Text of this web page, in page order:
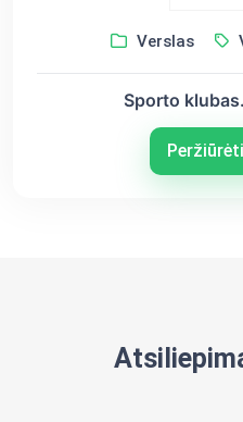
Verslas
Sporto